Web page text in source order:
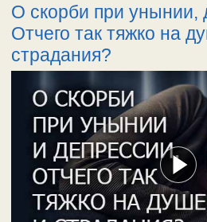
О скорби при унынии,
Отчего так тяжко на
страдания?